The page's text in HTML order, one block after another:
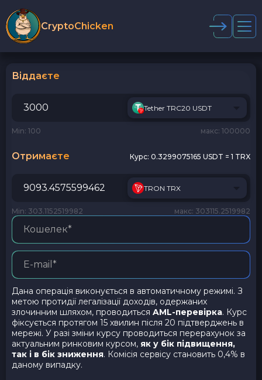
CryptoChicken
Віддаєте
Tether TRC20 USDT
Min: 100 макс: 100000
Отримаєте Курс: 0.3299075165 USDT = 1 TRX
TRON TRX
Min: 303.1152519982 макс: 303115.2519982
Дана операція виконується в автоматичному режимі. З
метою протидії легалізації доходів, одержаних
злочинним шляхом, проводиться AML-перевірка. Курс
фіксується протягом 15 хвилин після 20 підтверджень в
мережі. У разі зміни курсу проводиться перерахунок за
актуальним ринковим курсом, як у бік підвищення,
так і в бік зниження. Комісія сервісу становить 0,4% в
даному випадку.